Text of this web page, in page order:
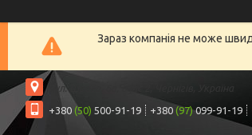
Зараз компанія не може
вул. Шрага, 6а, офіс 2, Чернігів, Україна
+380 (50) 500-91-19 +380 (97)099-91-19